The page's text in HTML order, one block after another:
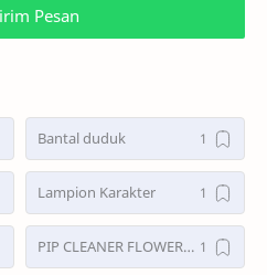
Pesan
Bantal duduk
Lampion Karakter
PIP CLEANER FLOWER POT